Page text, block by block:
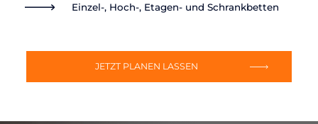
Einzel-, Hoch-, Etagen- und Schrankbetten
JETZT PLANEN LASSEN